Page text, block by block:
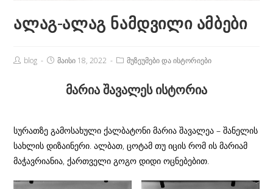
ალაგ-ალაგ ნამდვილი ამბები
Postblog
Postმაისი 18, 2022
Postმუზეუმები და ისტორიები
მარია შავალეს ისტორია
სურათზე გამოსახული ქალბატონი მარია შავალეა – შანელის
სახლის დიზაინერი. ალბათ, ცოტამ თუ იცის რომ ის მარიამ
მაჭავრიანია, ქართველი გოგო დიდი ოცნებებით.